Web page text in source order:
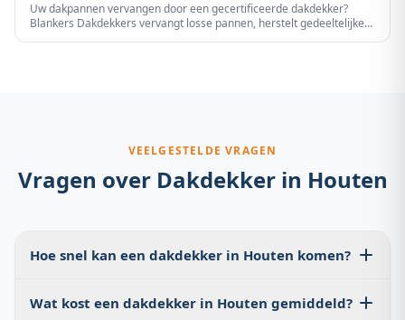
Uw dakpannen vervangen door een gecertificeerde dakdekker?
Blankers Dakdekkers vervangt losse pannen, herstelt gedeeltelijke
VEELGESTELDE VRAGEN
Vragen over Dakdekkerin Houten
Hoe snel kan een dakdekker in Houten komen?
werkdagen bij u. Bij acute lekkage streven wij naar
Wat kost een dakdekker in Houten gemiddeld?